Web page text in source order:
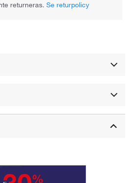
returneras.Se returpolicy